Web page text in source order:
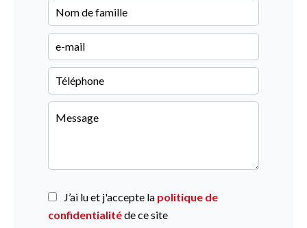
J’ai lu et j'accepte la politique de
confidentialitéde ce site